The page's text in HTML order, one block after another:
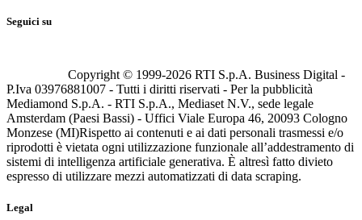
Seguici su
Copyright © 1999-2026 RTI S.p.A. Business Digital -
P.Iva 03976881007 - Tutti i diritti riservati - Per la pubblicità
Mediamond S.p.A. - RTI S.p.A., Mediaset N.V., sede legale
Amsterdam (Paesi Bassi) - Uffici Viale Europa 46, 20093 Cologno
Monzese (MI)Rispetto ai contenuti e ai dati personali trasmessi e/o
riprodotti è vietata ogni utilizzazione funzionale all’addestramento di
sistemi di intelligenza artificiale generativa. È altresì fatto divieto
espresso di utilizzare mezzi automatizzati di data scraping.
Legal